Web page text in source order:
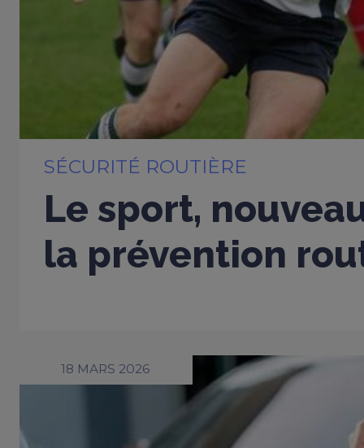
SÉCURITÉ ROUTIÈRE
Le sport,
la prévention
18 MARS 2026